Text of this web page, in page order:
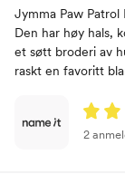
Jymma Paw
Den har høy hals,
et søtt broderi av
raskt en favoritt
2